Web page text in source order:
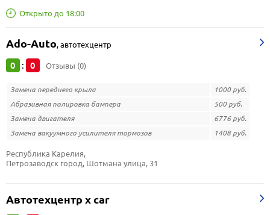
Открыто до 18:00
Ado-Auto,автотехцентр
0 : 0 Отзывы (0)
Замена переднего крыла
1000 руб.
Абразивная полировка бампера
500 руб.
Замена двигателя
6776 руб.
Замена вакуумного усилителя тормозов
1408 руб.
Республика Карелия,
Петрозаводск город, Шотмана улица, 31
Автотехцентр x car